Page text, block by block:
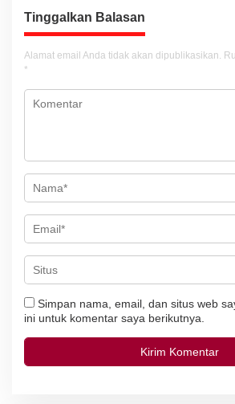
a
s
i
o
Tinggalkan Balasan
Alamat email Anda tidak akan dipublikasikan.
*
Simpan nama, email, dan situs web
ini untuk komentar saya berikutnya.